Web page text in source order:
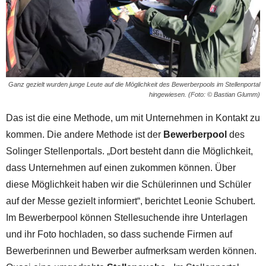
Ganz gezielt wurden junge Leute auf die Möglichkeit des Bewerberpools im Stellenportal
hingewiesen. (Foto: © Bastian Glumm)
Das ist die eine Methode, um mit Unternehmen in Kontakt zu
kommen. Die andere Methode ist der Bewerberpool des
Solinger Stellenportals. „Dort besteht dann die Möglichkeit,
dass Unternehmen auf einen zukommen können. Über
diese Möglichkeit haben wir die Schülerinnen und Schüler
auf der Messe gezielt informiert“, berichtet Leonie Schubert.
Im Bewerberpool können Stellesuchende ihre Unterlagen
und ihr Foto hochladen, so dass suchende Firmen auf
Bewerberinnen und Bewerber aufmerksam werden können.